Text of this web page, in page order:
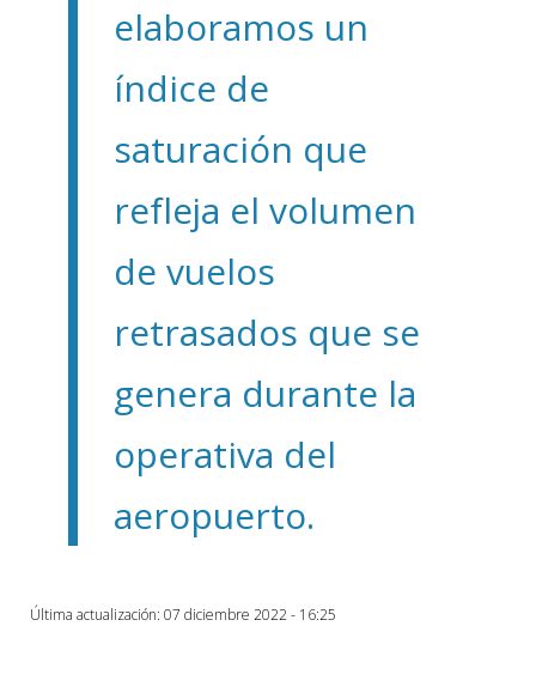
elaboramos un
índice de
saturación que
refleja el volumen
de vuelos
retrasados que se
genera durante la
operativa del
aeropuerto.
Última actualización: 07 diciembre 2022 - 16:25